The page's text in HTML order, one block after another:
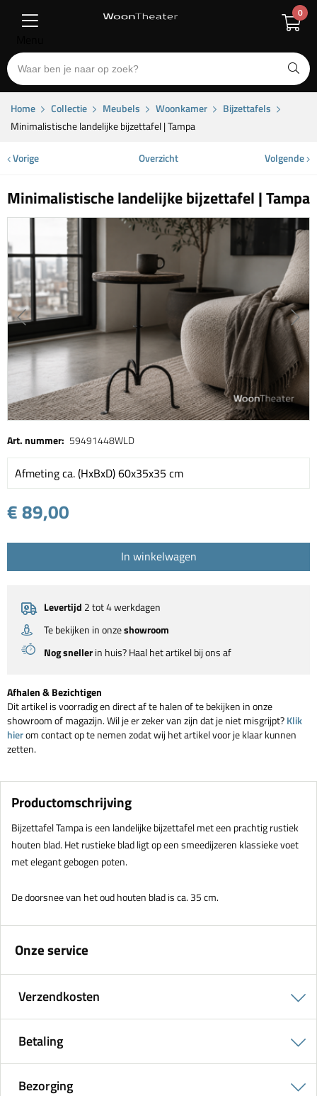
0
Home Collectie Meubels Woonkamer
Bijzettafels
Minimalistische landelijke bijzettafel | Tampa
Vorige Overzicht Volgende
Minimalistische landelijke bijzettafel | Tampa
Art. nummer: 59491448WLD
Afmeting ca. (HxBxD) 60x35x35 cm
€ 89,00
In winkelwagen
Levertijd 2 tot 4 werkdagen
Te bekijken in onzeshowroom
Nog snellerin huis? Haal het artikel bij ons af
Afhalen & Bezichtigen
Dit artikel is voorradig en direct af te halen of te bekijken in onze
showroom of magazijn. Wil je er zeker van zijn dat je niet misgrijpt?Klik
hierom contact op te nemen zodat wij het artikel voor je klaar kunnen
zetten.
Productomschrijving
Bijzettafel Tampa is een landelijke bijzettafel met een prachtig rustiek
houten blad. Het rustieke blad ligt op een smeedijzeren klassieke voet
met elegant gebogen poten.
De doorsnee van het oud houten blad is ca. 35 cm.
Onze service
Verzendkosten
Betaling
Bezorging